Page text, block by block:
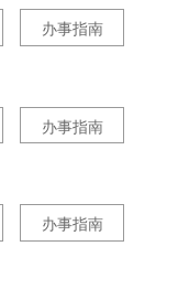
办事指南
办事指南
办事指南